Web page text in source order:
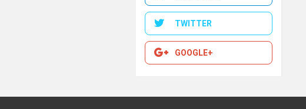
TWITTER
GOOGLE+